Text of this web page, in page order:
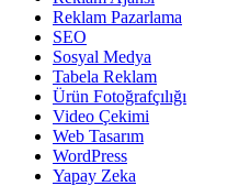
Reklam Pazarlama
SEO
Sosyal Medya
Tabela Reklam
Ürün Fotoğrafçılığı
Video Çekimi
Web Tasarım
WordPress
Yapay Zeka